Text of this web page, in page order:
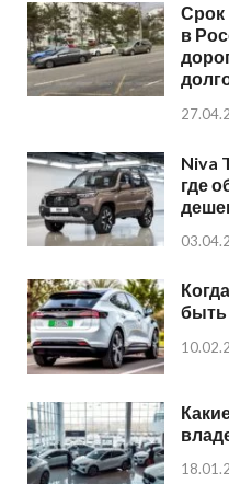
Срок
в
Niva
где
быть